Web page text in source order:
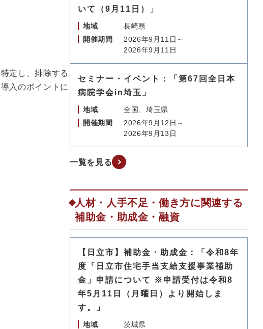
定し、排除する
入のポイントに
いて（9月11日）」
地域
長崎県
開催期間
2026年9月11日～
2026年9月11日
セミナー・イベント：「第67回全日本
病院学会in埼玉」
地域
全国、埼玉県
開催期間
2026年9月12日～
2026年9月13日
一覧を見る
人材・人手不足・働き方に関連する
補助金・助成金・融資
【日立市】補助金・助成金：「令和8年
度「日立市住宅手当支給支援事業補助
金」申請について ※申請受付は令和8
年5月11日（月曜日）より開始しま
す。」
地域 茨城県